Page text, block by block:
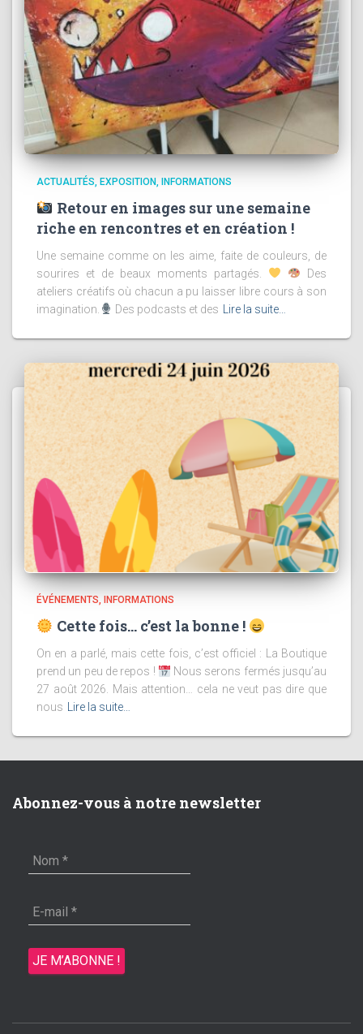
ACTUALITÉS EXPOSITION INFORMATIONS
Retour en images sur une semaine
riche en rencontres et en création !
Une semaine comme on les aime, faite de couleurs, de
sourires et de beaux moments partagés.
Des
ateliers créatifs où chacun a pu laisser libre cours à son
imagination.
Des podcasts et des Lire la suite…
ÉVÉNEMENTS INFORMATIONS
Cette fois… c’est la bonne !
On en a parlé, mais cette fois, c’est officiel : La Boutique
prend un peu de repos !
Nous serons fermés jusqu’au
27 août 2026. Mais attention… cela ne veut pas dire que
nous Lire la suite…
Abonnez-vous à notre newsletter